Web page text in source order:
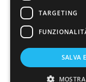
2026 ©
TARGETING
SALVA